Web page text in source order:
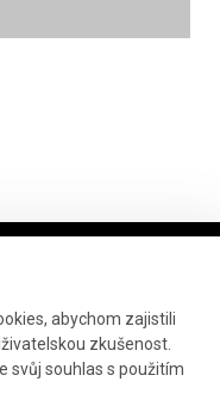
abychom zajistili
zkušenost.
svůj souhlas s použitím
, Marka
režimů